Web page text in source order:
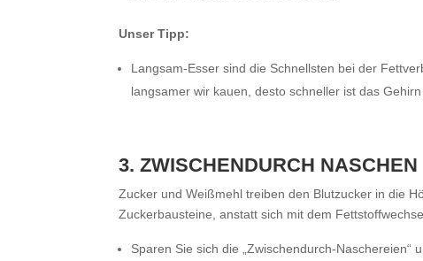
Unser Tipp:
Langsam-Esser sind die Schnellsten bei der
langsamer wir kauen, desto schneller ist das
3. ZWISCHENDURCH NASCHEN
Zucker und Weißmehl treiben den Blutzucker in die
Zuckerbausteine, anstatt sich mit dem
Sparen Sie sich die „Zwischendurch-